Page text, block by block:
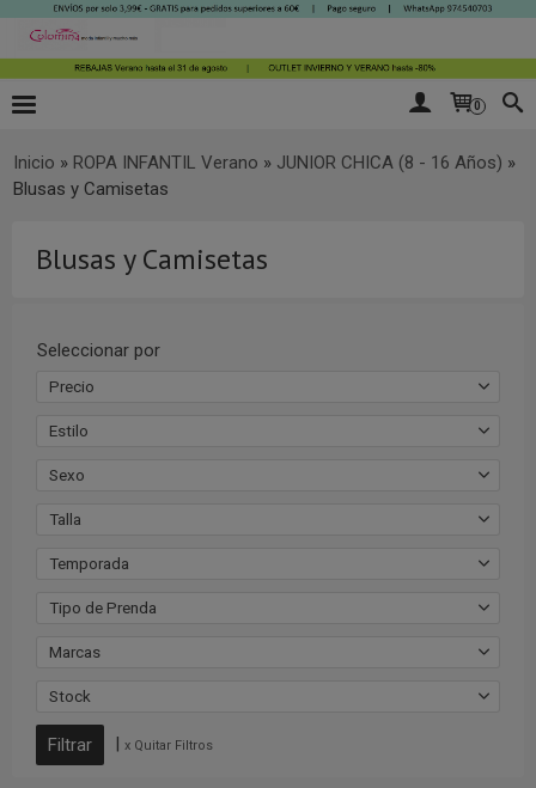
0
Inicio » ROPA INFANTIL Verano » JUNIOR CHICA (8 - 16 Años) »
Blusas y Camisetas
Blusas y Camisetas
Seleccionar por
Precio
Estilo
Sexo
Talla
Temporada
Tipo de Prenda
Marcas
Stock
| x Quitar Filtros